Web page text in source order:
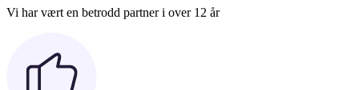
Vi har vært en betrodd partner i over 12 år